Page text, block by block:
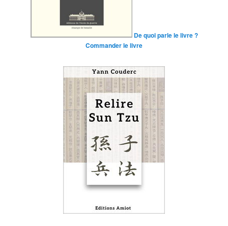
De quoi parle le livre ?
Commander le livre